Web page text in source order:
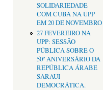
SOLIDARIEDADE
COM CUBA NA UPP
EM 20 DE NOVEMBRO
27 FEVEREIRO NA
UPP: SESSÃO
PÚBLICA SOBRE O
50º ANIVERSÁRIO DA
REPÚBLICA ÁRABE
SARAUI
DEMOCRÁTICA.